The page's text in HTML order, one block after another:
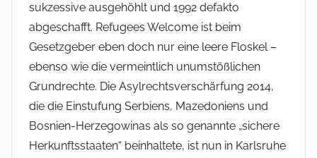
sukzessive ausgehöhlt und 1992 defakto
abgeschafft. Refugees Welcome ist beim
Gesetzgeber eben doch nur eine leere Floskel –
ebenso wie die vermeintlich unumstößlichen
Grundrechte. Die Asylrechtsverschärfung 2014,
die die Einstufung Serbiens, Mazedoniens und
Bosnien-Herzegowinas als so genannte „sichere
Herkunftsstaaten“ beinhaltete, ist nun in Karlsruhe